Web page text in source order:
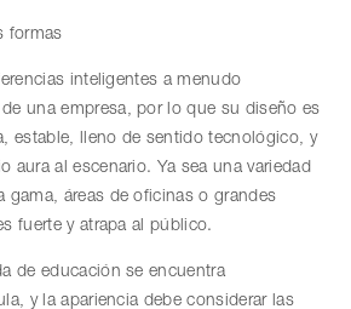
formas
inteligentes a menudo
una empresa, por lo que su diseño es
estable, lleno de sentido tecnológico, y
aura al escenario. Ya sea una variedad
gama, áreas de oficinas o grandes
fuerte y atrapa al público.
de educación se encuentra
y la apariencia debe considerar las